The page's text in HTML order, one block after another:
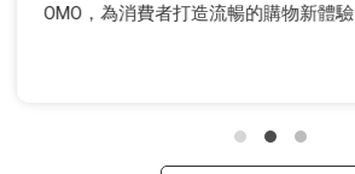
程完成率的LINE牌卡體驗